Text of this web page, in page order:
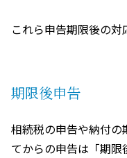
これら申告期限後の対
期限後申告
相続税の申告や納付の
てからの申告は「期限